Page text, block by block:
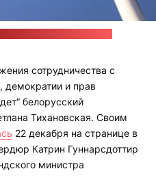
сотрудничества с
демократии и прав
белорусский
Тихановская. Своим
22 декабря на странице в
Катрин Гуннарсдоттир
министра